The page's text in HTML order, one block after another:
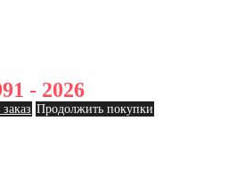
- 2026
Продолжить покупки